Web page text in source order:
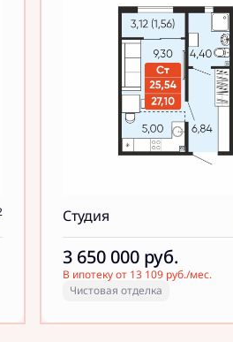
Студия
3 650 000 руб.
В ипотеку от 13 109 руб./мес.
Чистовая отделка